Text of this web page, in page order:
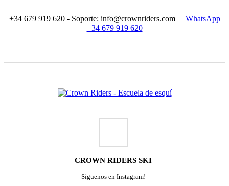
+34 679 919 620 - Soporte: info@crownriders.com WhatsApp
+34 679 919 620
CROWN RIDERS SKI
Siguenos en Instagram!